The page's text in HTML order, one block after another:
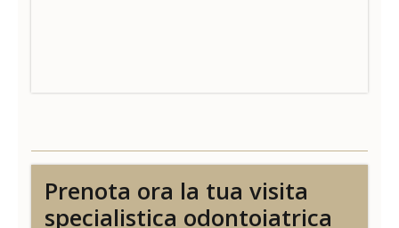
Prenota ora la tua visita
specialistica odontoiatrica